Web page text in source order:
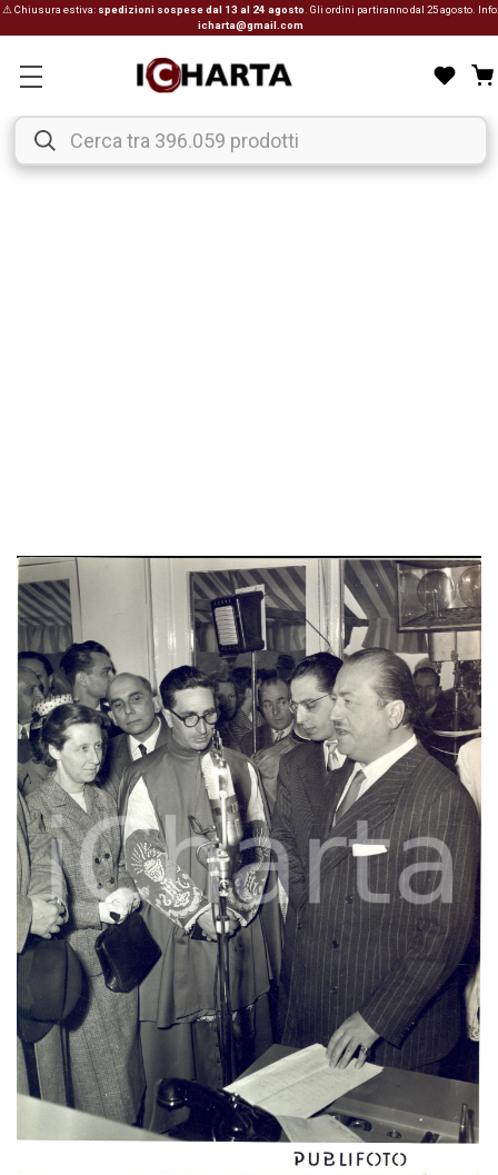
⚠ Chiusura estiva: spedizioni sospese dal 13 al 24 agosto . Gli ordini partiranno dal 25 agosto. Info:
icharta@gmail.com